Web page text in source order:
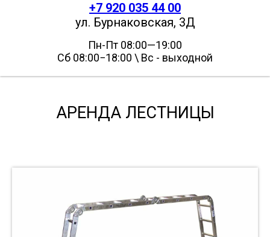
+7 920 035 44 00
ул. Бурнаковская, 3Д
Пн-Пт 08:00—19:00
Сб 08:00−18:00 \ Вс - выходной
АРЕНДА ЛЕСТНИЦЫ